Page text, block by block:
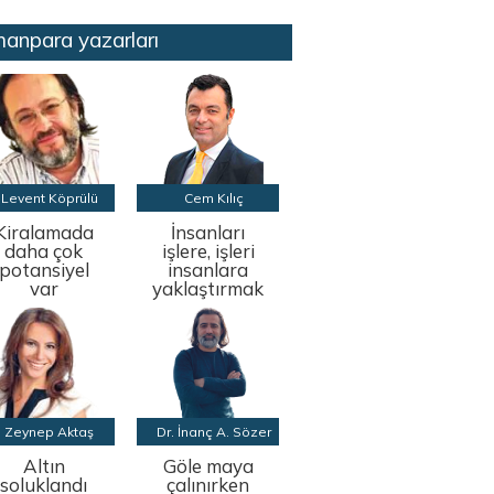
yazarları
Levent Köprülü
daha çok
var
Cem Kılıç
İnsanları
işlere, işleri
insanlara
yaklaştırmak
Zeynep Aktaş
Altın
soluklandı
Dr. İnanç A. Sözer
Göle maya
çalınırken